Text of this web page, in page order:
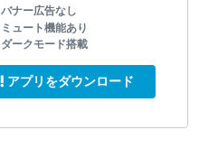
バナー広告なし
ミュート機能あり
ダークモード搭載
アプリをダウンロード